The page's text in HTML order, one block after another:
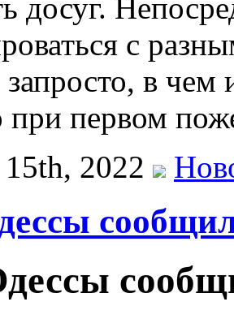
досуг.
с
запросто, в
при первом
2022